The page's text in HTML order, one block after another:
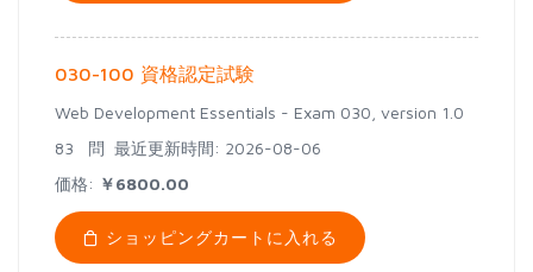
030-100 資格認定試験
Web Development Essentials - Exam 030, version 1.0
83 問 最近更新時間: 2026-08-06
価格: ￥6800.00
ショッピングカートに入れる